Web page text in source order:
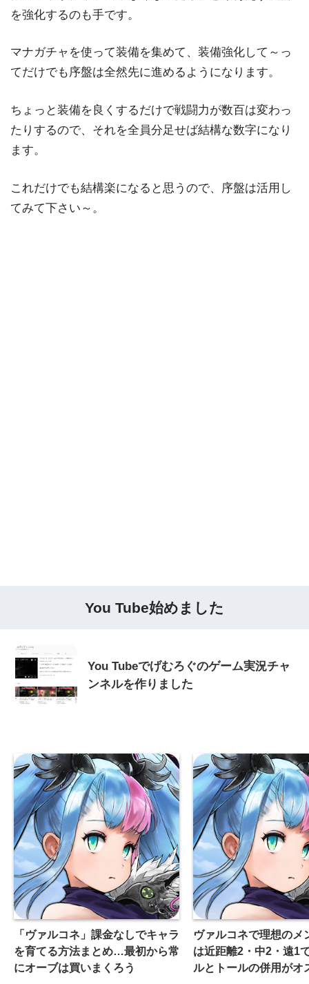
を強化するのも手です。
マナガチャを使って装備を集めて、装備強化して～っ
てだけでも序盤は全然先に進めるようになります。
ちょっと装備を良くするだけで戦闘力が数百は変わっ
たりするので、それを全員分足せば結構な数字になり
ます。
これだけでも結構楽になると思うので、序盤は活用し
てみて下さい～。
You Tube始めました
You Tubeでげむろぐのゲーム実況チャ
ンネルを作りました
「ヴァルコネ」課金なしでキャラ
を育てる方法まとめ…最初から常
にオーブは買いまくろう
ヴァルコネで理想のメ
は近距離2・中2・遠1
ルとトールの併用がオ